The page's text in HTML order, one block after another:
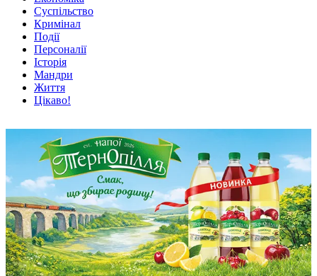
Суспільство
Кримінал
Події
Персоналії
Історія
Мандри
Життя
Цікаво!